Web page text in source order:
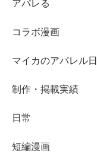
アパレる
コラボ漫画
マイカのアパレル
制作・掲載実績
日常
短編漫画